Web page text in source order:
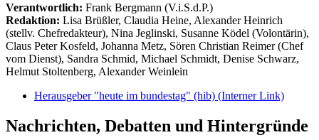
Verantwortlich: Frank Bergmann (V.i.S.d.P.)
Redaktion: Lisa Brüßler, Claudia Heine, Alexander Heinrich
(stellv. Chefredakteur), Nina Jeglinski, Susanne Ködel (Volontärin),
Claus Peter Kosfeld, Johanna Metz, Sören Christian Reimer (Chef
vom Dienst), Sandra Schmid, Michael Schmidt, Denise Schwarz,
Helmut Stoltenberg, Alexander Weinlein
Herausgeber "heute im bundestag" (hib) (Interner Link)
Nachrichten, Debatten und Hintergründe